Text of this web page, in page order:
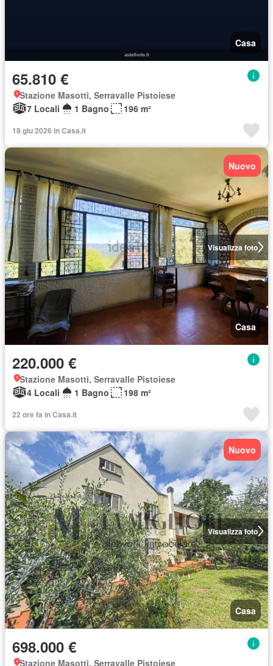
Casa
65.810 €
Stazione Masotti, Serravalle Pistoiese
7 Locali
1 Bagno 196 m²
18 giu 2026 in Casa.it
Visualizza foto
Nuovo
Casa
220.000 €
Stazione Masotti, Serravalle Pistoiese
4 Locali
1 Bagno 198 m²
22 ore fa in Casa.it
Visualizza foto
Nuovo
Casa
698.000 €
Stazione Masotti, Serravalle Pistoiese